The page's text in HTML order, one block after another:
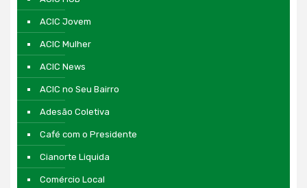
ACIC Jovem
ACIC Mulher
ACIC News
ACIC no Seu Bairro
Adesão Coletiva
Café com o Presidente
Cianorte Liquida
Comércio Local